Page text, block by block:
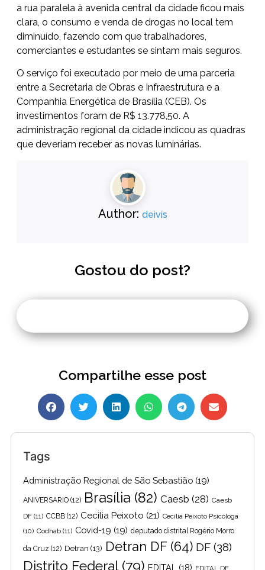
a rua paralela à avenida central da cidade ficou mais
clara, o consumo e venda de drogas no local tem
diminuído, fazendo com que trabalhadores,
comerciantes e estudantes se sintam mais seguros.
O serviço foi executado por meio de uma parceria
entre a Secretaria de Obras e Infraestrutura e a
Companhia Energética de Brasília (CEB). Os
investimentos foram de R$ 13.778,50. A
administração regional da cidade indicou as quadras
que deveriam receber as novas luminárias.
Author: deivis
Gostou do post?
Compartilhe esse post
Tags
Administração Regional de São Sebastião (19)
ANIVERSARIO (12) Brasília (82) Caesb (28) Caesb
DF (11) CCBB (12) Cecilia Peixoto (21) Cecília Peixoto Psicóloga
(10) Codhab (11) Covid-19 (19) deputado distrital Rogério Morro
da Cruz (12) Detran (13) Detran DF(64) DF (38)
Distrito Federal(79) EDITAL (18) EDITAL DE